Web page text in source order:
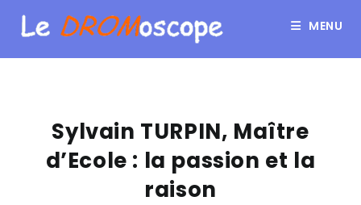
MENU
Sylvain TURPIN, Maître
d’Ecole : la passion et la
raison